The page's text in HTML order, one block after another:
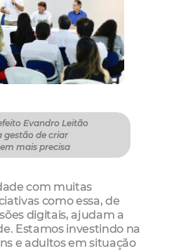
Evandro Leitão
gestão de criar
mais precisa
com muitas
como essa, de
digitais, ajudam a
Estamos investindo na
e adultos em situação